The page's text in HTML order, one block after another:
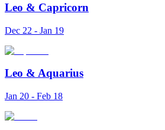
Leo & Capricorn
Dec 22 - Jan 19
Leo & Aquarius
Jan 20 - Feb 18